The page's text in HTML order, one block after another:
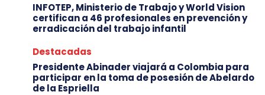
INFOTEP, Ministerio de Trabajo y World Vision
certifican a 46 profesionales en prevención y
erradicación del trabajo infantil
Destacadas
Presidente Abinader viajará a Colombia para
participar en la toma de posesión de Abelardo
de la Espriella